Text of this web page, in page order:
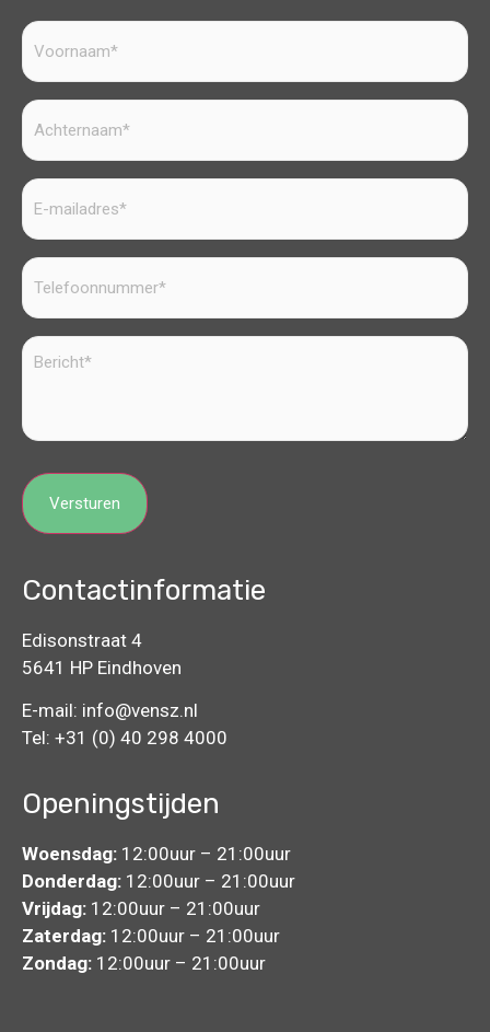
Voornaam
(Vereist)
Achternaam
(Vereist)
E-
mailadres
Telefoonnummer
Bericht
(Vereist)
Contactinformatie
Edisonstraat 4
5641 HP Eindhoven
E-mail: info@vensz.nl
Tel: +31 (0) 40 298 4000
Openingstijden
Woensdag: 12:00uur – 21:00uur
Donderdag: 12:00uur – 21:00uur
Vrijdag: 12:00uur – 21:00uur
Zaterdag: 12:00uur – 21:00uur
Zondag: 12:00uur – 21:00uur